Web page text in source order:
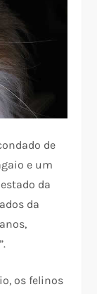
de
e um
da
da
os felinos